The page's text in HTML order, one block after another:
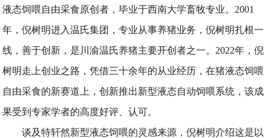
液态饲喂自由采食原创者，毕业于西南大学畜牧专业。2001
年，倪树明进入温氏集团，专业从事养猪业务，倪树明扎根一
线，善于创新，是川渝温氏养猪主要开创者之一。2022年，倪
树明走上创业之路，凭借三十余年的从业经历，在猪液态饲喂
自由采食的新赛道上，创新推出新型液态自动饲喂系统，该成
果受到专家学者的高度好评、认可。
谈及特轩然新型液态饲喂的灵感来源，倪树明介绍这是以